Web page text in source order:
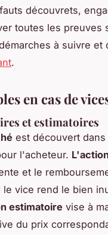
découvrets,
toutes les preuves
à suivre
.
en cas de
et estimatoires
est découvert
l'acheteur.
et le
vice rend le bien
estimatoire vise à
du prix